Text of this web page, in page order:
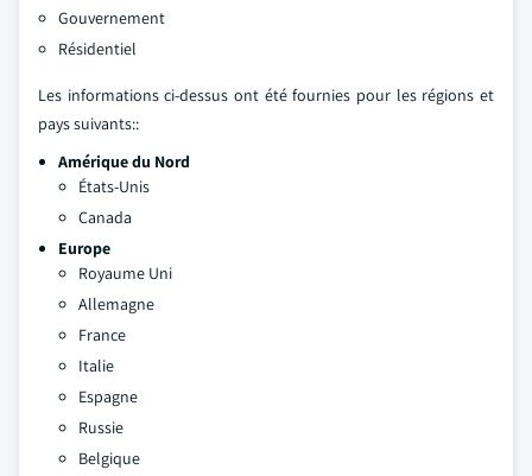
Gouvernement
Résidentiel
Les informations ci-dessus ont été fournies pour les régions et
pays suivants::
Amérique du Nord
États-Unis
Canada
Europe
Royaume Uni
Allemagne
France
Italie
Espagne
Russie
Belgique